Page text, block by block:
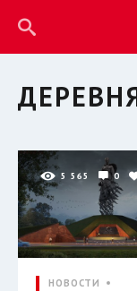
5 565 0
НОВОСТИ